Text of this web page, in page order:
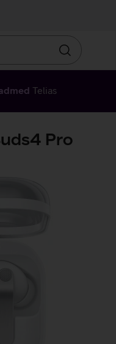
Otsin
Telias
Pro